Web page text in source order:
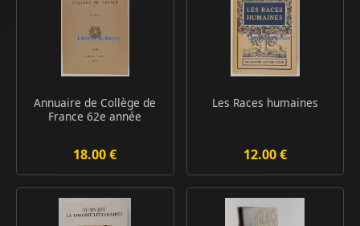
Annuaire de Collège de
France 62e année
18.00 €
Les Races humaines
12.00 €